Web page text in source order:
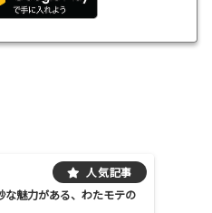
魅力がある、わたモテの